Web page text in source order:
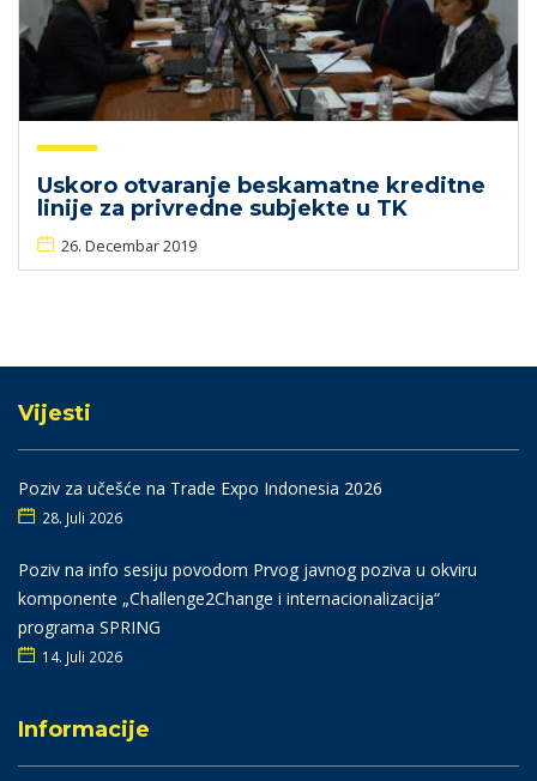
Uskoro otvaranje beskamatne kreditne
linije za privredne subjekte u TK
26. Decembar 2019
Vijesti
Poziv za učešće na Trade Expo Indonesia 2026
28. Juli 2026
Poziv na info sesiju povodom Prvog javnog poziva u okviru
komponente „Challenge2Change i internacionalizacija“
programa SPRING
14. Juli 2026
Informacije